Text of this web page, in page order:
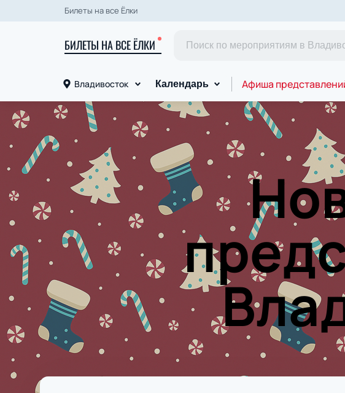
Билеты на все Ёлки
БИЛЕТЫ НА ВСЕ ЁЛКИ
Владивосток Календарь Афиша